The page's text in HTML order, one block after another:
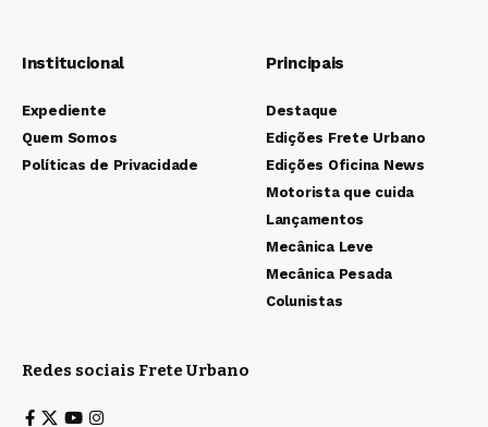
Institucional
Expediente
Quem Somos
Políticas de Privacidade
Principais
Destaque
Edições Frete Urbano
Edições Oficina News
Motorista que cuida
Lançamentos
Mecânica Leve
Mecânica Pesada
Colunistas
Redes sociais Frete Urbano